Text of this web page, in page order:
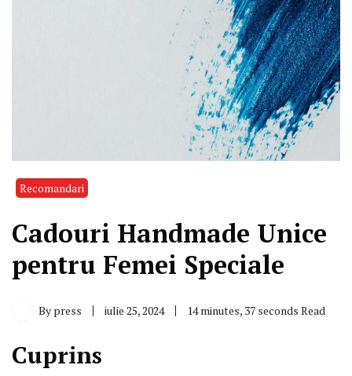
Recomandari
Cadouri Handmade Unice
pentru Femei Speciale
By press iulie 25, 2024 14 minutes, 37 seconds Read
Cuprins